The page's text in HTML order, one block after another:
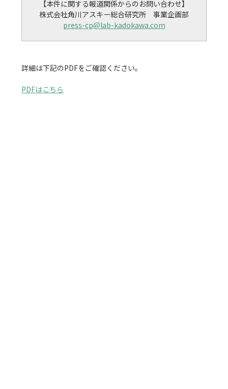
【本件に関する報道関係からのお問い合わせ】
press-cp@lab-kadokawa.com
詳細は下記のPDFをご確認ください。
PDFはこちら